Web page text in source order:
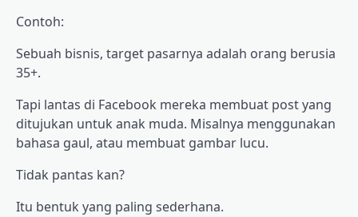
Contoh:
Sebuah bisnis, target pasarnya adalah orang berusia
35+.
Tapi lantas di Facebook mereka membuat post yang
ditujukan untuk anak muda. Misalnya menggunakan
bahasa gaul, atau membuat gambar lucu.
Tidak pantas kan?
Itu bentuk yang paling sederhana.